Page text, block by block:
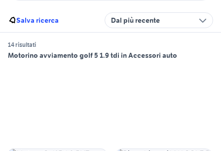
Salva ricerca Dal più recente
14 risultati
Motorino avviamento golf 5 1.9 tdi in Accessori auto